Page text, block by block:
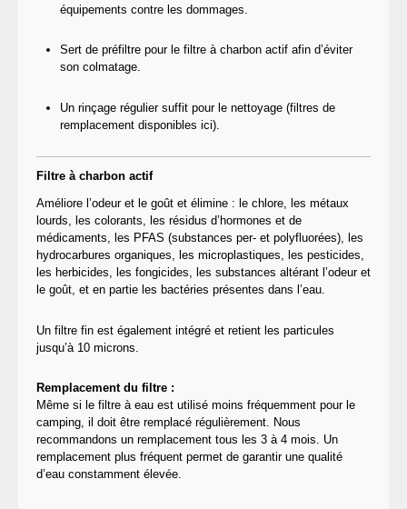
équipements contre les dommages.
Sert de préfiltre pour le filtre à charbon actif afin d’éviter
son colmatage.
Un rinçage régulier suffit pour le nettoyage (filtres de
remplacement disponibles ici).
Filtre à charbon actif
Améliore l’odeur et le goût et élimine : le chlore, les métaux
lourds, les colorants, les résidus d’hormones et de
médicaments, les PFAS (substances per- et polyfluorées), les
hydrocarbures organiques, les microplastiques, les pesticides,
les herbicides, les fongicides, les substances altérant l’odeur et
le goût, et en partie les bactéries présentes dans l’eau.
Un filtre fin est également intégré et retient les particules
jusqu’à 10 microns.
Remplacement du filtre :
Même si le filtre à eau est utilisé moins fréquemment pour le
camping, il doit être remplacé régulièrement. Nous
recommandons un remplacement tous les 3 à 4 mois. Un
remplacement plus fréquent permet de garantir une qualité
d’eau constamment élevée.